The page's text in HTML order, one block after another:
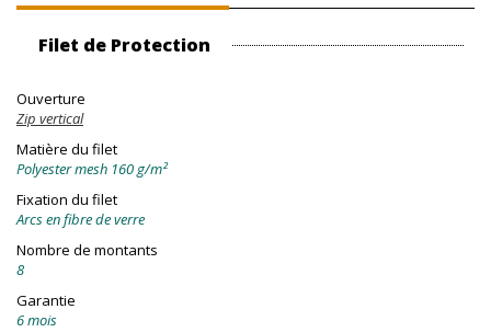
Filet de Protection
Ouverture
Zip vertical
Matière du filet
Polyester mesh 160 g/m²
Fixation du filet
Arcs en fibre de verre
Nombre de montants
8
Garantie
6 mois